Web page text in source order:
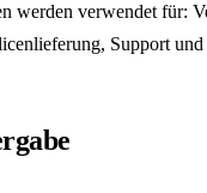
werden verwendet für:
Support